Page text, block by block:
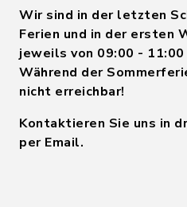
Wir sind in der letzten
Ferien und in der ersten
jeweils von 09:00 - 11:00
Während der
nicht erreichbar!
Kontaktieren Sie uns in
per Email.